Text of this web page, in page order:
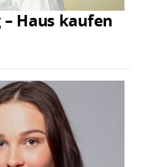
Haus kaufen